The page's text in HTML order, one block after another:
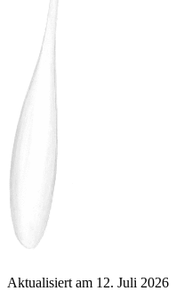
Aktualisiert am 12. Juli 2026